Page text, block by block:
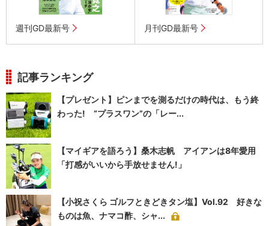
週刊GD最新号 月刊GD最新号
記事ランキング
【プレゼント】ピンまでを測るだけの時代は、もう終
わった! “プラスワン”の「レー...
【マイギアを語ろう】桑木志帆 アイアンは8年愛用
「打感がいいから手放せません!」
【小祝さくら ゴルフときどきタン塩】Vol.92 好きな
ものは魚、ナマコ酢、シャ...